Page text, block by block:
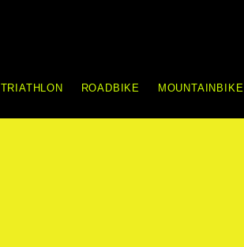
TRIATHLON ROADBIKE MOUNTAINBIKE